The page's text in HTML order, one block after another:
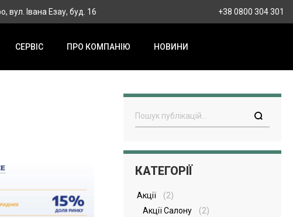
вул. Івана Езау, буд. 16 +38 0800 304 301
СЕРВІС ПРО КОМПАНІЮ НОВИНИ
Пошук
КАТЕГОРІЇ
Акції
(2)
Акції Салону
(2)